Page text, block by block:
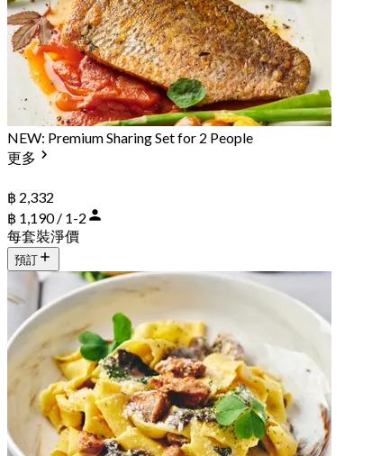
NEW: Premium Sharing Set for 2 People
更多
฿ 2,332
฿ 1,190 / 1-2
每套裝淨價
預訂